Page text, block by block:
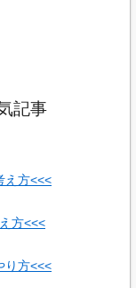
記事
え方<<<
方<<<
り方<<<